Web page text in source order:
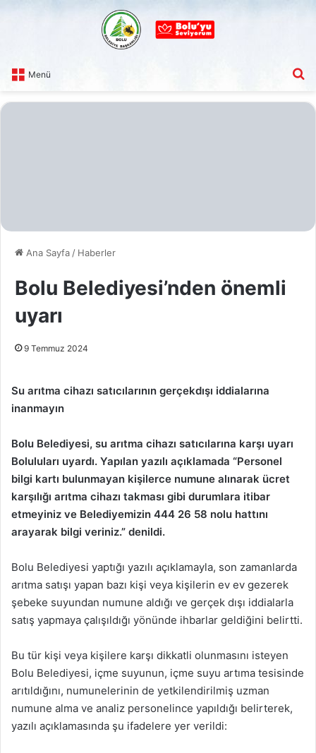
Menü
Ana Sayfa / Haberler
Bolu Belediyesi’nden önemli
uyarı
9 Temmuz 2024
Su arıtma cihazı satıcılarının gerçekdışı iddialarına
inanmayın
Bolu Belediyesi, su arıtma cihazı satıcılarına karşı uyarı
Boluluları uyardı. Yapılan yazılı açıklamada “Personel
bilgi kartı bulunmayan kişilerce numune alınarak ücret
karşılığı arıtma cihazı takması gibi durumlara itibar
etmeyiniz ve Belediyemizin 444 26 58 nolu hattını
arayarak bilgi veriniz.” denildi.
Bolu Belediyesi yaptığı yazılı açıklamayla, son zamanlarda
arıtma satışı yapan bazı kişi veya kişilerin ev ev gezerek
şebeke suyundan numune aldığı ve gerçek dışı iddialarla
satış yapmaya çalışıldığı yönünde ihbarlar geldiğini belirtti.
Bu tür kişi veya kişilere karşı dikkatli olunmasını isteyen
Bolu Belediyesi, içme suyunun, içme suyu artıma tesisinde
arıtıldığını, numunelerinin de yetkilendirilmiş uzman
numune alma ve analiz personelince yapıldığı belirterek,
yazılı açıklamasında şu ifadelere yer verildi: